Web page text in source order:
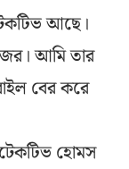
আছে।
আমি তার
বের করে
হোমস